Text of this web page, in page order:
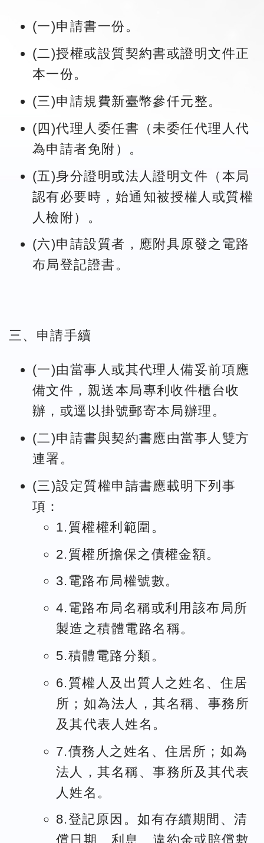
(一)申請書一份。
(二)授權或設質契約書或證明文件正
本一份。
(三)申請規費新臺幣參仟元整。
(四)代理人委任書（未委任代理人代
為申請者免附）。
(五)身分證明或法人證明文件（本局
認有必要時，始通知被授權人或質權
人檢附）。
(六)申請設質者，應附具原發之電路
布局登記證書。
三、申請手續
(一)由當事人或其代理人備妥前項應
備文件，親送本局專利收件櫃台收
辦，或逕以掛號郵寄本局辦理。
(二)申請書與契約書應由當事人雙方
連署。
(三)設定質權申請書應載明下列事
項：
1.質權權利範圍。
2.質權所擔保之債權金額。
3.電路布局權號數。
4.電路布局名稱或利用該布局所
製造之積體電路名稱。
5.積體電路分類。
6.質權人及出質人之姓名、住居
所；如為法人，其名稱、事務所
及其代表人姓名。
7.債務人之姓名、住居所；如為
法人，其名稱、事務所及其代表
人姓名。
8.登記原因。如有存續期間、清
償日期、利息、違約金或賠償數